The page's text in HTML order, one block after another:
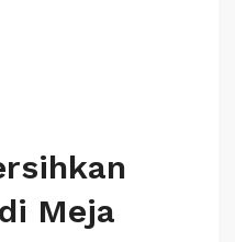
Meja